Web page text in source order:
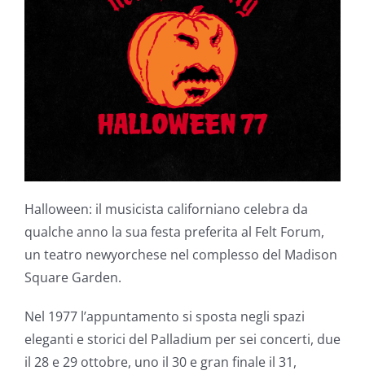
Halloween: il musicista californiano celebra da
qualche anno la sua festa preferita al Felt Forum,
un teatro newyorchese nel complesso del Madison
Square Garden.
Nel 1977 l’appuntamento si sposta negli spazi
eleganti e storici del Palladium per sei concerti, due
il 28 e 29 ottobre, uno il 30 e gran finale il 31,